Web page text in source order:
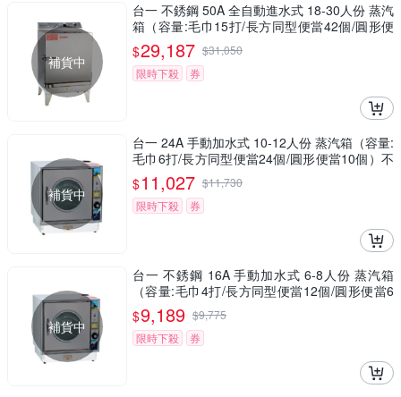
補貨中
台一 不銹鋼 50A 全自動進水式 18-30人份 蒸汽
箱（容量:毛巾15打/長方同型便當42個/圓形便
當18個） /台 M190141
$29,187 $31,050
限時下殺
券
補貨中
台一 24A 手動加水式 10-12人份 蒸汽箱（容量:
毛巾6打/長方同型便當24個/圓形便當10個）不
鏽鋼+烤漆款 /台 M6525
$11,027 $11,730
限時下殺
券
補貨中
台一 不銹鋼 16A 手動加水式 6-8人份 蒸汽箱
（容量:毛巾4打/長方同型便當12個/圓形便當6
個） /台 M5534
$9,189 $9,775
限時下殺
券